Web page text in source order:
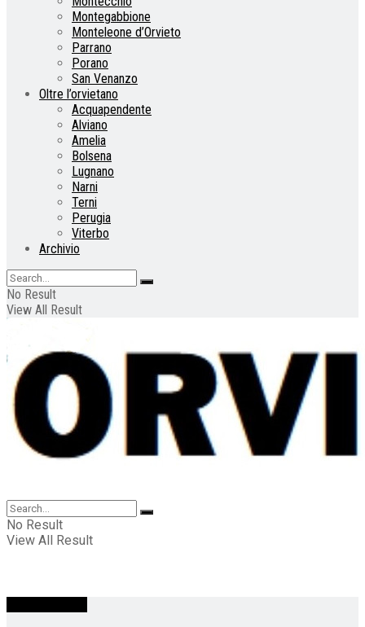
Montegabbione
Monteleone d’Orvieto
Parrano
Porano
San Venanzo
Oltre l’orvietano
Acquapendente
Alviano
Amelia
Bolsena
Lugnano
Narni
Terni
Perugia
Viterbo
Archivio
No Result
View All Result
No Result
View All Result